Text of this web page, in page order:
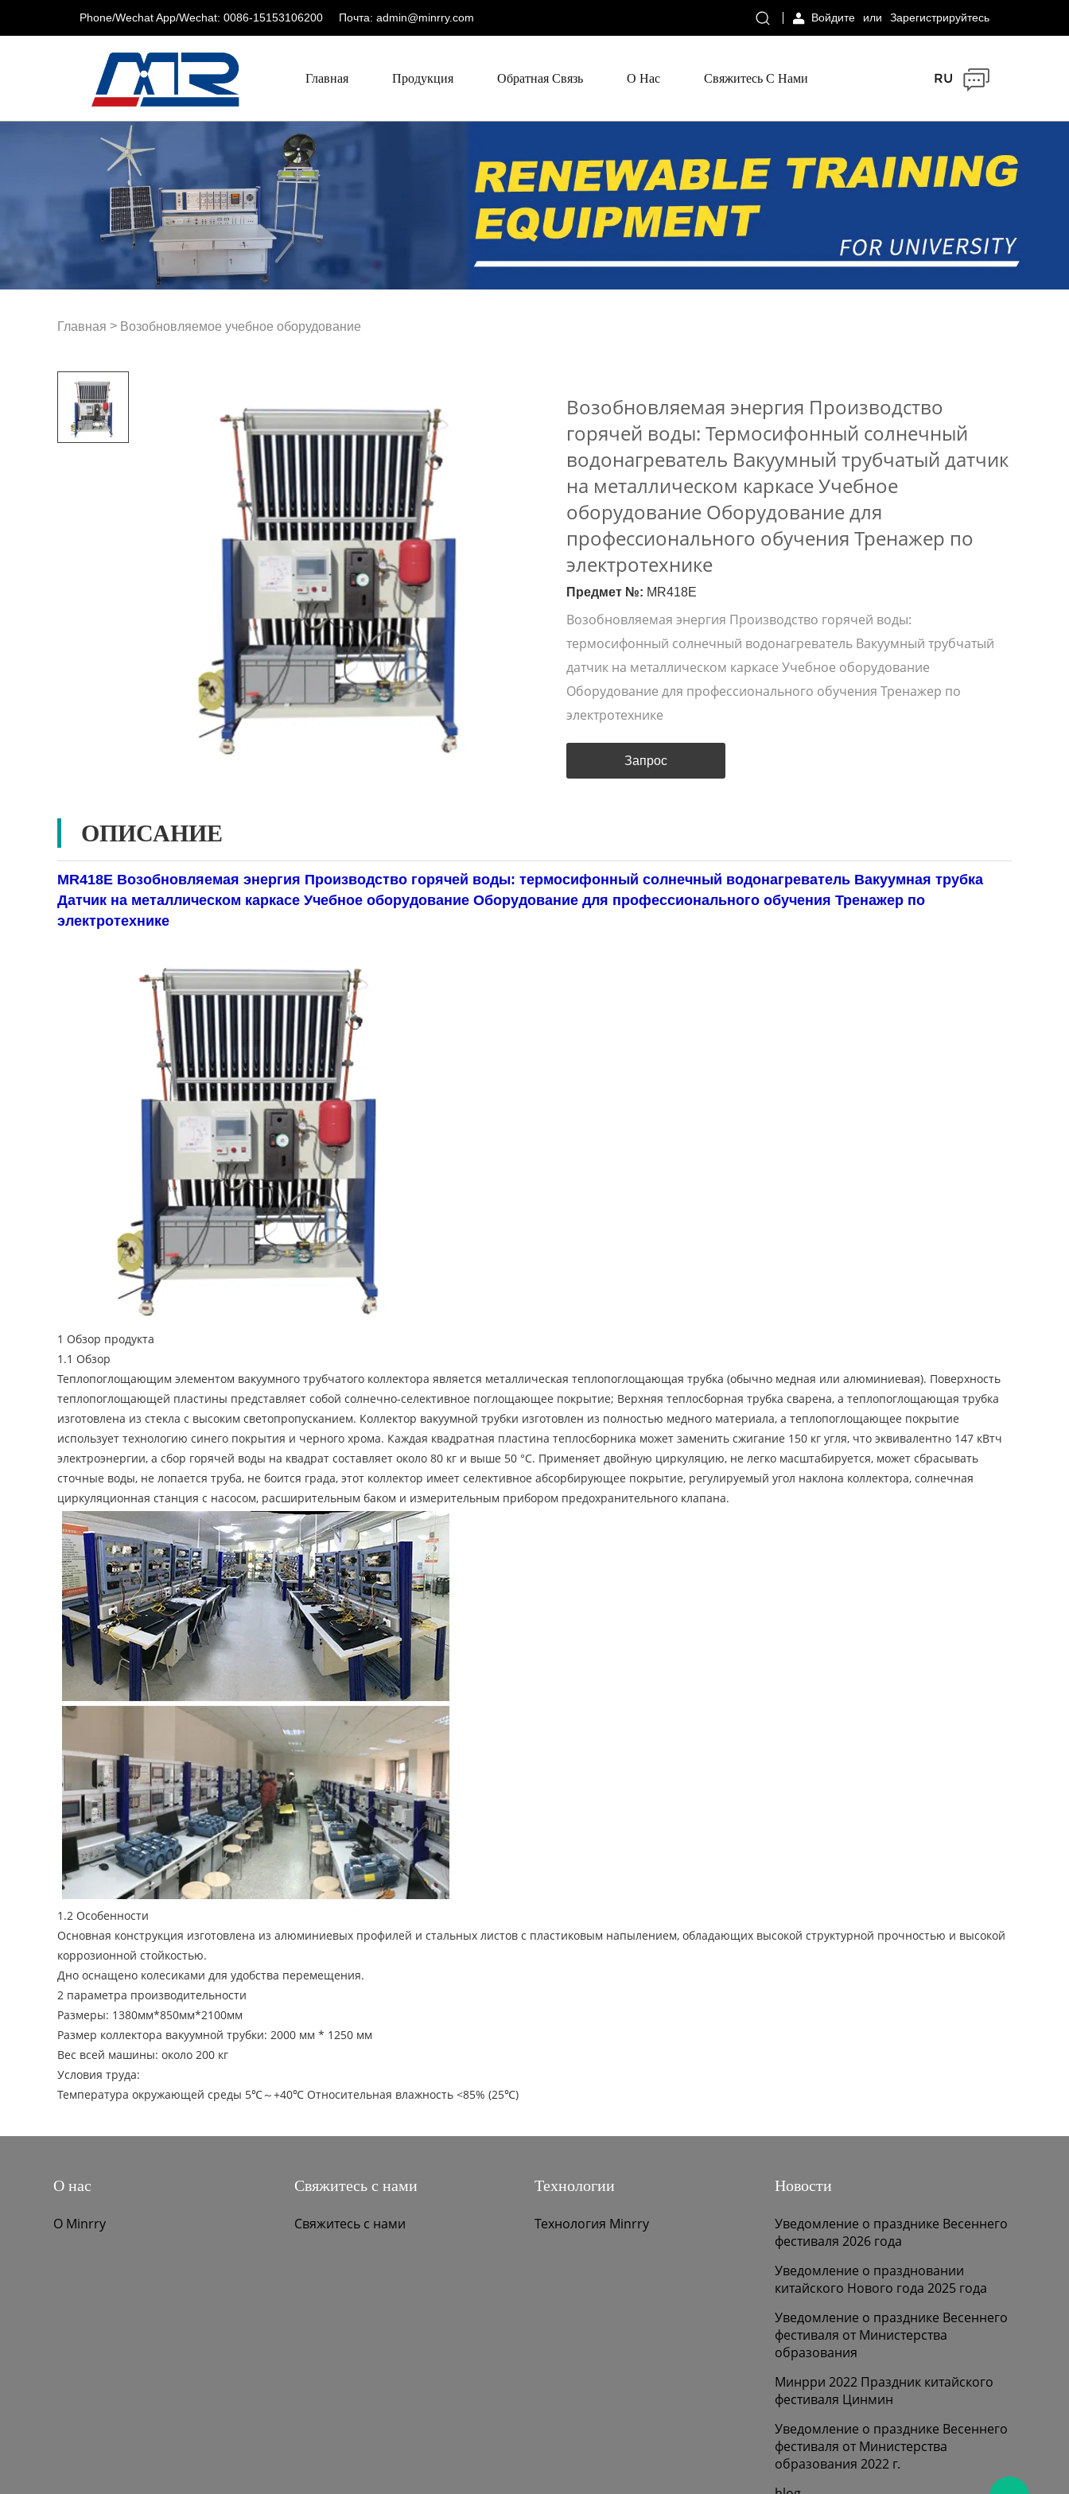
Phone/Wechat App/Wechat: 0086-15153106200 Почта: admin@minrry.com Войдите или Зарегистрируйтесь
Главная Продукция Обратная Связь О Нас Свяжитесь С Нами RU
Главная > Возобновляемое учебное оборудование
Возобновляемая энергия Производство
горячей воды: Термосифонный солнечный
водонагреватель Вакуумный трубчатый датчик
на металлическом каркасе Учебное
оборудование Оборудование для
профессионального обучения Тренажер по
электротехнике
Предмет №: MR418E
Возобновляемая энергия Производство горячей воды:
термосифонный солнечный водонагреватель Вакуумный трубчатый
датчик на металлическом каркасе Учебное оборудование
Оборудование для профессионального обучения Тренажер по
электротехнике
Запрос
ОПИСАНИЕ
MR418E Возобновляемая энергия Производство горячей воды: термосифонный солнечный водонагреватель Вакуумная трубка
Датчик на металлическом каркасе Учебное оборудование Оборудование для профессионального обучения Тренажер по
электротехнике
1 Обзор продукта
1.1 Обзор
Теплопоглощающим элементом вакуумного трубчатого коллектора является металлическая теплопоглощающая трубка (обычно медная или алюминиевая). Поверхность
теплопоглощающей пластины представляет собой солнечно-селективное поглощающее покрытие; Верхняя теплосборная трубка сварена, а теплопоглощающая трубка
изготовлена из стекла с высоким светопропусканием. Коллектор вакуумной трубки изготовлен из полностью медного материала, а теплопоглощающее покрытие
использует технологию синего покрытия и черного хрома. Каждая квадратная пластина теплосборника может заменить сжигание 150 кг угля, что эквивалентно 147 кВтч
электроэнергии, а сбор горячей воды на квадрат составляет около 80 кг и выше 50 °C. Применяет двойную циркуляцию, не легко масштабируется, может сбрасывать
сточные воды, не лопается труба, не боится града, этот коллектор имеет селективное абсорбирующее покрытие, регулируемый угол наклона коллектора, солнечная
циркуляционная станция с насосом, расширительным баком и измерительным прибором предохранительного клапана.
1.2 Особенности
Основная конструкция изготовлена из алюминиевых профилей и стальных листов с пластиковым напылением, обладающих высокой структурной прочностью и высокой
коррозионной стойкостью.
Дно оснащено колесиками для удобства перемещения.
2 параметра производительности
Размеры: 1380мм*850мм*2100мм
Размер коллектора вакуумной трубки: 2000 мм * 1250 мм
Вес всей машины: около 200 кг
Условия труда:
Температура окружающей среды 5℃～+40℃ Относительная влажность <85% (25℃)
О нас
О Minrry
Свяжитесь с нами
Свяжитесь с нами
Технологии
Технология Minrry
Новости
Уведомление о празднике Весеннего
фестиваля 2026 года
Уведомление о праздновании
китайского Нового года 2025 года
Уведомление о празднике Весеннего
фестиваля от Министерства
образования
Минрри 2022 Праздник китайского
фестиваля Цинмин
Уведомление о празднике Весеннего
фестиваля от Министерства
образования 2022 г.